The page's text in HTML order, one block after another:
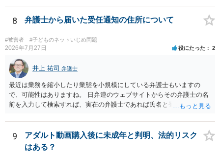
に個別に相談されると良いでしょう。
8 弁護士から届いた受任通知の住所について
#被害者 #子どものネットいじめ問題
2026年7月27日 役にたった 2
井上 祐司 弁護士
最近は業務を縮小したり業態を小規模にしている弁護士もいますの
で、可能性はありますね。 日弁連のウェブサイトからその弁護士の名
前を入力して検索すれば、実在の弁護士であれば氏名と登録番号が表
良いでしょう。
9
アダルト動画購入後に未成年と判明、法的リスク
はある？